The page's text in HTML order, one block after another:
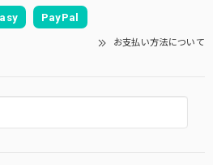
PayPal
お支払い方法について